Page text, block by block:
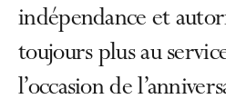
indépendance et
toujours plus au
l’occasion de